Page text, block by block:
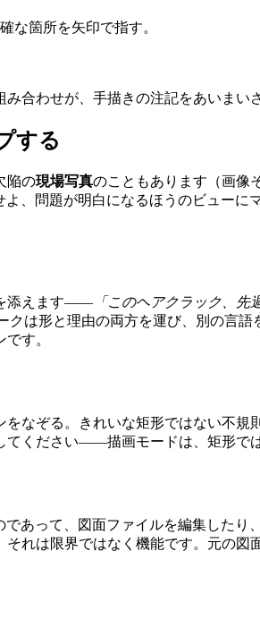
箇所を矢印で指す。
合わせが、手描きの注記をあいまい
する
陥の現場写真のこともあります（画像
、問題が明白になるほうのビュー
添えます—— 「このヘアクラック、
クは形と理由の両方を運び、別の言
す。
なぞる。きれいな矩形ではない不
てください——描画モードは、矩形で
であって、図面ファイルを編集したり
れは限界ではなく機能です。元の